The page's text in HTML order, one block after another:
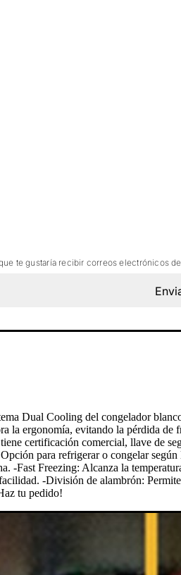
te gustaría recibir correos electrónicos
Dual Cooling del congelador
la ergonomía, evitando la pérdida
certificación comercial, llave de
para refrigerar o congelar
-Fast Freezing: Alcanza la
-División de alambrón:
tu pedido!